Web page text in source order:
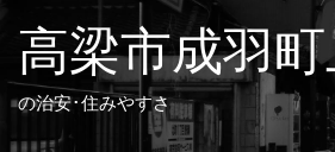
高梁市成羽
の治安･住みやすさ